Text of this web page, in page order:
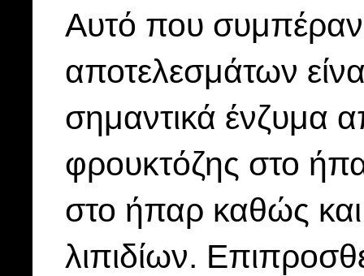
Αυτό που
αποτελεσμάτων
σημαντικά ένζυμα
φρουκτόζης στο
στο ήπαρ καθώς
λιπιδίων.